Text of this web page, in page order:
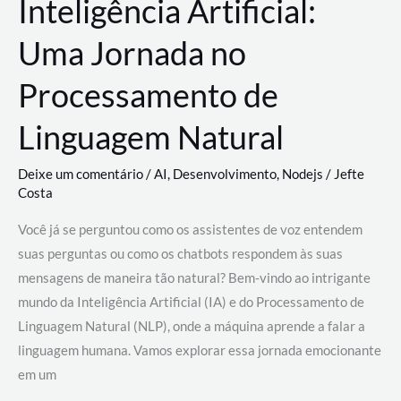
Inteligência Artificial:
Uma Jornada no
Processamento de
Linguagem Natural
Deixe um comentário/AI, Desenvolvimento, Nodejs / Jefte
Costa
Você já se perguntou como os assistentes de voz entendem
suas perguntas ou como os chatbots respondem às suas
mensagens de maneira tão natural? Bem-vindo ao intrigante
mundo da Inteligência Artificial (IA) e do Processamento de
Linguagem Natural (NLP), onde a máquina aprende a falar a
linguagem humana. Vamos explorar essa jornada emocionante
em um